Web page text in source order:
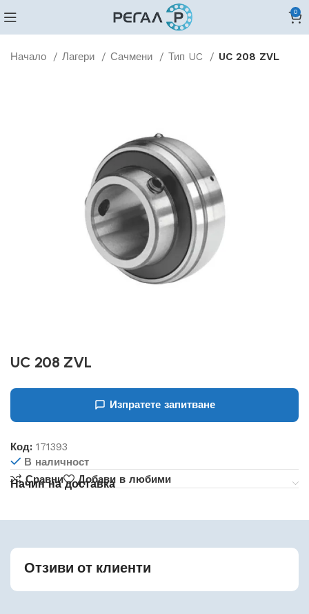
0
Начало Лагери Сачмени Тип UC UC 208 ZVL
UC 208 ZVL
Изпратете запитване
Код:171393
В наличност
Сравни
Добави в любими
Начин на доставка
Отзиви от клиенти